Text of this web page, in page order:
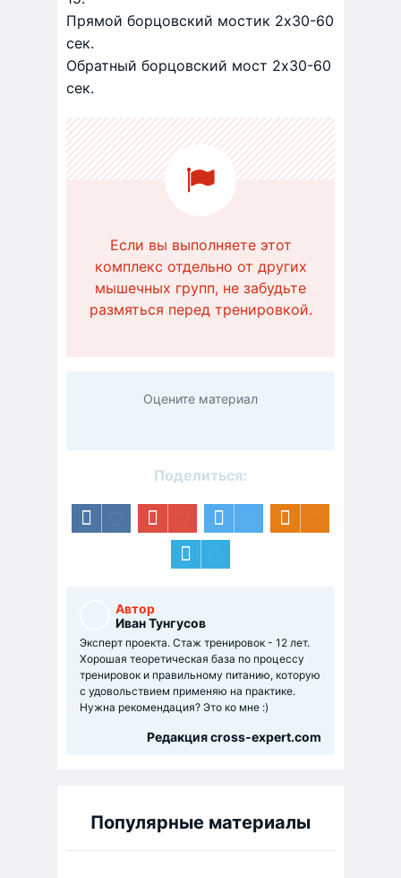
Прямой борцовский мостик 2х30-60
сек.
Обратный борцовский мост 2х30-60
сек.
Если вы выполняете этот
комплекс отдельно от других
мышечных групп, не забудьте
размяться перед тренировкой.
Оцените материал
Поделиться:
Автор
Иван Тунгусов
Эксперт проекта. Стаж тренировок - 12 лет.
Хорошая теоретическая база по процессу
тренировок и правильному питанию, которую
с удовольствием применяю на практике.
Нужна рекомендация? Это ко мне :)
Редакция cross-expert.com
Популярные материалы